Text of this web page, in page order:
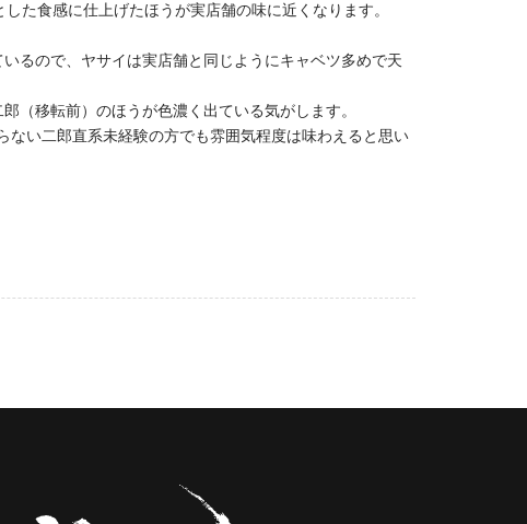
た食感に仕上げたほうが実店舗の味に近くなります。
るので、ヤサイは実店舗と同じようにキャベツ多めで天
（移転前）のほうが色濃く出ている気がします。
い二郎直系未経験の方でも雰囲気程度は味わえると思い